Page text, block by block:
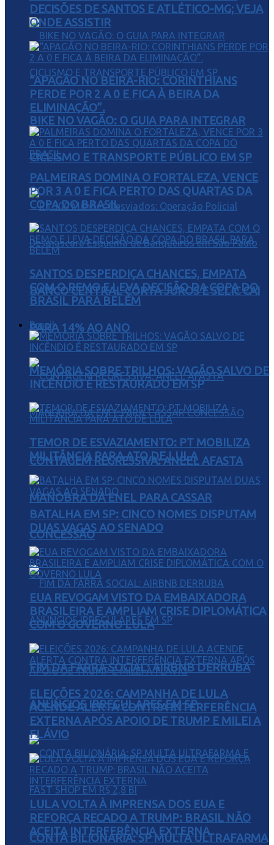
BIKE NO VAGÃO: O GUIA PARA INTEGRAR
CICLISMO E TRANSPORTE PÚBLICO EM SP
BANCO CENTRAL CORTA JUROS E SELIC CAI
PARA 14% AO ANO
CONTAGEM REGRESSIVA: ANEEL AFASTA
MANOBRA DA ENEL PARA CASSAR
CONCESSÃO
FIM DA FARRA SOCIAL: AIRBNB DERRUBA
ANÚNCIOS IRREGULARES EM SP
CONTA BILIONÁRIA: SP MULTA ULTRAFARMA
DECISÕES DE SANTOS E ATLÉTICO-MG; VEJA
ONDE ASSISTIR
“APAGÃO NO BEIRA-RIO: CORINTHIANS
PERDE POR 2 A 0 E FICA À BEIRA DA
ELIMINAÇÃO”.
PALMEIRAS DOMINA O FORTALEZA, VENCE
POR 3 A 0 E FICA PERTO DAS QUARTAS DA
COPA DO BRASIL
SANTOS DESPERDIÇA CHANCES, EMPATA
COM O REMO E LEVA DECISÃO DA COPA DO
BRASIL PARA BELÉM
Brasil
MEMÓRIA SOBRE TRILHOS: VAGÃO SALVO DE
INCÊNDIO É RESTAURADO EM SP
TEMOR DE ESVAZIAMENTO: PT MOBILIZA
MILITÂNCIA PARA ATO DE LULA
BATALHA EM SP: CINCO NOMES DISPUTAM
DUAS VAGAS AO SENADO
EUA REVOGAM VISTO DA EMBAIXADORA
BRASILEIRA E AMPLIAM CRISE DIPLOMÁTICA
COM O GOVERNO LULA
ELEIÇÕES 2026: CAMPANHA DE LULA
ACENDE ALERTA CONTRA INTERFERÊNCIA
EXTERNA APÓS APOIO DE TRUMP E MILEI A
FLÁVIO
LULA VOLTA À IMPRENSA DOS EUA E
REFORÇA RECADO A TRUMP: BRASIL NÃO
ACEITA INTERFERÊNCIA EXTERNA